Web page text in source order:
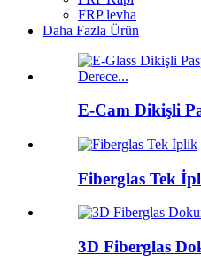
FRP levha
Daha Fazla Ürün
E-Cam Dikişli
Fiberglas Tek
3D Fiberglas